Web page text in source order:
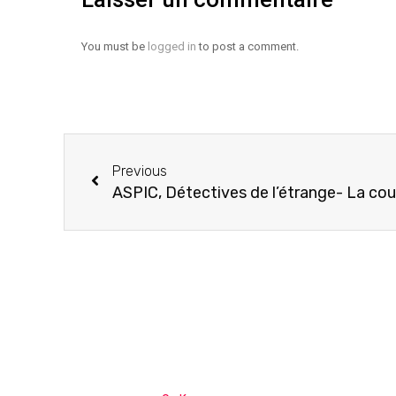
You must be logged in to post a comment.
Previous
ASPIC, Détectives de l’étrange- La